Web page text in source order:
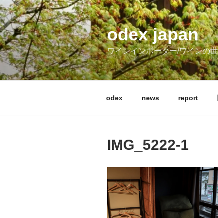
コ
ン
テ
ン
ツ
へ
ス
odex japan
ワインインポーター/ワインの
odex news report
IMG_5222-1